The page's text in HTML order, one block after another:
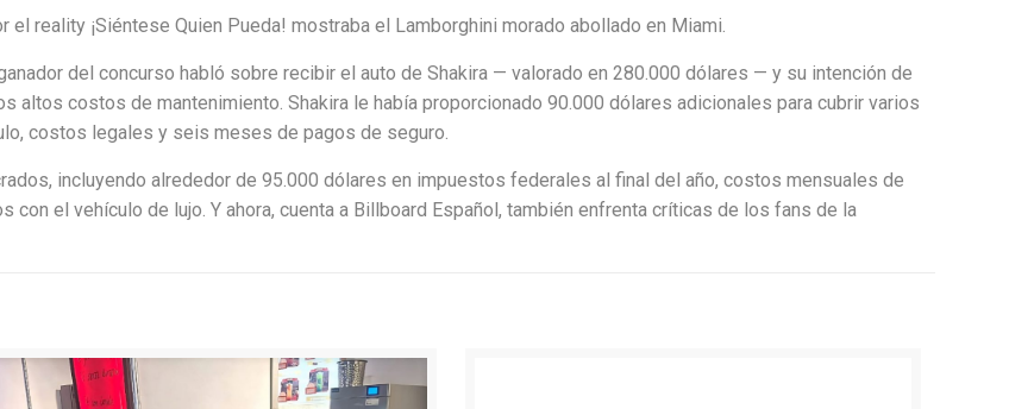
reality ¡Siéntese Quien Pueda! mostraba el Lamborghini morado abollado en Miami.
del concurso habló sobre recibir el auto de Shakira — valorado en 280.000 dólares — y su intención de
altos costos de mantenimiento. Shakira le había proporcionado 90.000 dólares adicionales para cubrir varios
costos legales y seis meses de pagos de seguro.
incluyendo alrededor de 95.000 dólares en impuestos federales al final del año, costos mensuales de
el vehículo de lujo. Y ahora, cuenta a Billboard Español, también enfrenta críticas de los fans de la